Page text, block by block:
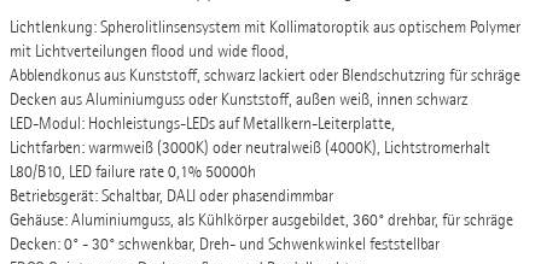
Lichtlenkung: Spherolitlinsensystem mit Kollimatoroptik aus optischem Polymer
mit Lichtverteilungen flood und wide flood,
Abblendkonus aus Kunststoff, schwarz lackiert oder Blendschutzring für schräge
Decken aus Aluminiumguss oder Kunststoff, außen weiß, innen schwarz
LED-Modul: Hochleistungs-LEDs auf Metallkern-Leiterplatte,
Lichtfarben: warmweiß (3000K) oder neutralweiß (4000K), Lichtstromerhalt
L80/B10, LED failure rate 0,1% 50000h
Betriebsgerät: Schaltbar, DALI oder phasendimmbar
Gehäuse: Aluminiumguss, als Kühlkörper ausgebildet, 360° drehbar, für schräge
Decken: 0° - 30° schwenkbar, Dreh- und Schwenkwinkel feststellbar